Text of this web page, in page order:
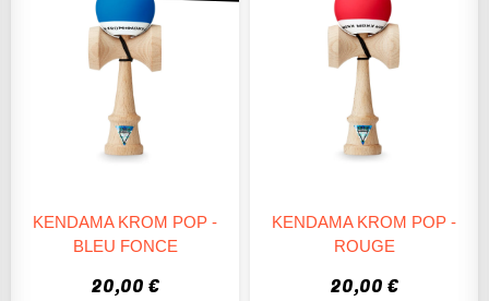
KENDAMA KROM POP -
BLEU FONCE
20,00 €
KENDAMA KROM POP -
ROUGE
20,00 €